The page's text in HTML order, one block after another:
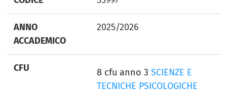
ANNO
ACCADEMICO
2025/2026
CFU 8 cfu anno 3 SCIENZE E
TECNICHE PSICOLOGICHE